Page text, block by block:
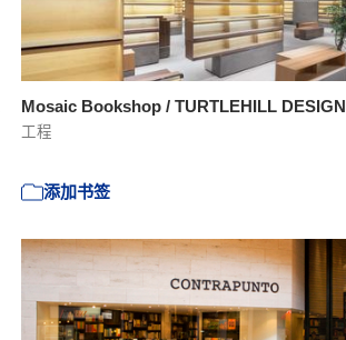
Mosaic Bookshop / TURTLEHILL DESIGN
工程
添加书签